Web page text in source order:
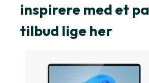
inspirere med et
tilbud lige her